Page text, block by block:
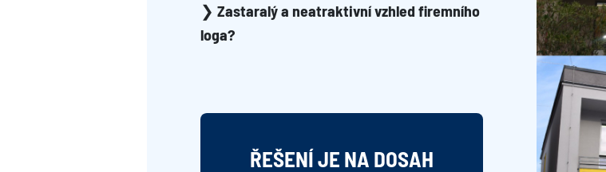
❯ Zastaralý a neatraktivní vzhled firemního
loga?
ŘEŠENÍ JE NA DOSAH